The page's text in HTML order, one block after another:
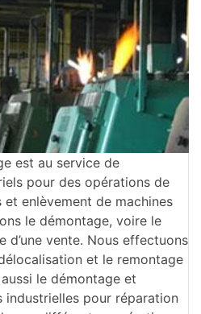
est au service de
pour des opérations de
enlèvement de machines
le démontage, voire le
d’une vente. Nous effectuons
et le remontage
le démontage et
industrielles pour réparation